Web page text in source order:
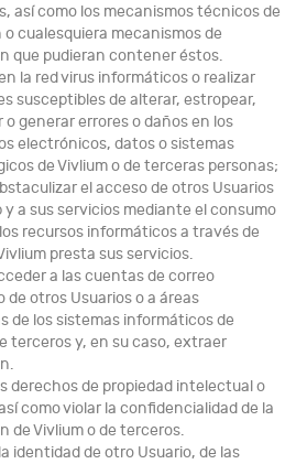
así como los mecanismos técnicos de
cualesquiera mecanismos de
que pudieran contener éstos.
la red virus informáticos o realizar
susceptibles de alterar, estropear,
o generar errores o daños en los
electrónicos, datos o sistemas
de Vivlium o de terceras personas;
el acceso de otros Usuarios
y a sus servicios mediante el consumo
recursos informáticos a través de
presta sus servicios.
a las cuentas de correo
de otros Usuarios o a áreas
de los sistemas informáticos de
terceros y, en su caso, extraer
derechos de propiedad intelectual o
como violar la confidencialidad de la
de Vivlium o de terceros.
identidad de otro Usuario, de las